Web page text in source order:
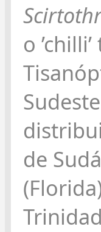
o
de